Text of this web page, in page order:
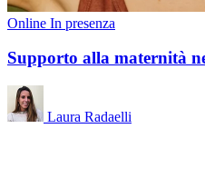
Online In presenza
Supporto alla maternità
Laura Radaelli